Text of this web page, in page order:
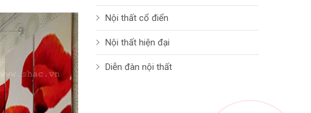
Nội thất cổ điển
Nội thất hiện đại
Diễn đàn nội thất